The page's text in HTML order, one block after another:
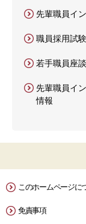
先輩職員イ
職員採用試
若手職員座
先輩職員イ
情報
このホームページに
免責事項